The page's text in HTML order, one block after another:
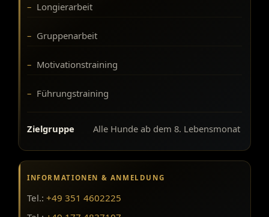
Longierarbeit
Gruppenarbeit
Motivationstraining
Führungstraining
Zielgruppe Alle Hunde ab dem 8. Lebensmonat
INFORMATIONEN & ANMELDUNG
Tel.: +49 351 4602225